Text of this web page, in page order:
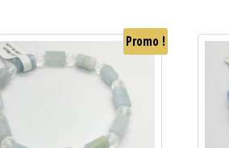
Promo !